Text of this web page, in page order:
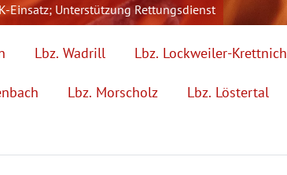
Einsatz; Unterstützung Rettungsdienst
Lbz. Wadrill Lbz. Lockweiler-Krettnich
Lbz. Morscholz Lbz. Löstertal